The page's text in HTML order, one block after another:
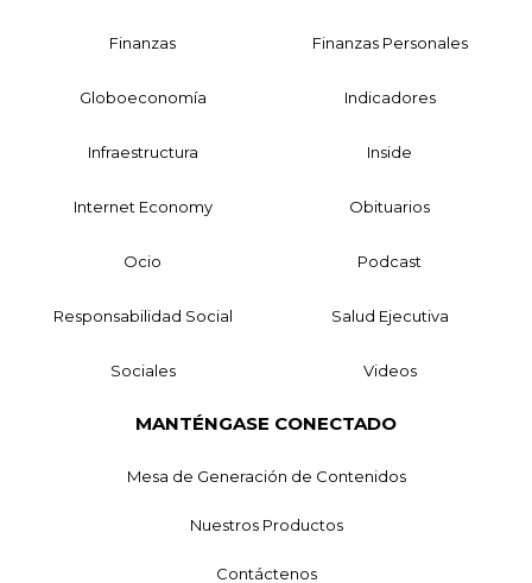
Finanzas Finanzas Personales
Globoeconomía Indicadores
Infraestructura Inside
Internet Economy Obituarios
Ocio Podcast
Responsabilidad Social Salud Ejecutiva
Sociales Videos
MANTÉNGASE CONECTADO
Mesa de Generación de Contenidos
Nuestros Productos
Contáctenos